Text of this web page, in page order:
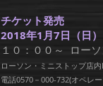
チケット発売
2018年1月7日（日）
１０：００～ ロー
ローソン・ミニストップ店
電話0570－000-732(オペレ